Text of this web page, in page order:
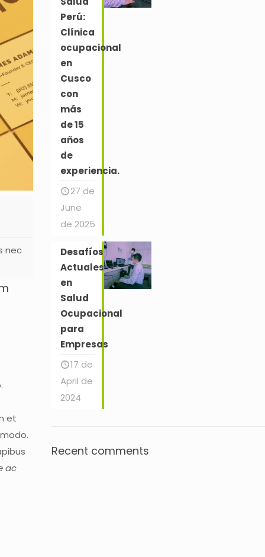
nec
et
ac
Perú:
Clínica
ocupacional
en
Cusco
con
más
de 15
años
de
experiencia.
27 de
June
de 2025
Desafíos
Actuales
en
Salud
Ocupacional
para
Empresas
17 de
April de
2024
Recent comments